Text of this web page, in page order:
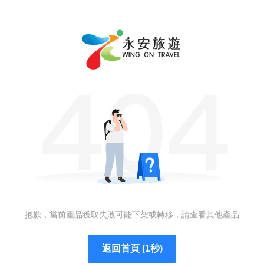
抱歉，當前產品獲取失敗可能下架或轉移，請查看其他產品
返回首頁 (1秒)